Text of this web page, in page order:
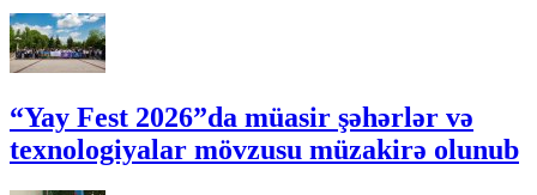
“Yay Fest 2026”da müasir şəhərlər və
texnologiyalar mövzusu müzakirə olunub